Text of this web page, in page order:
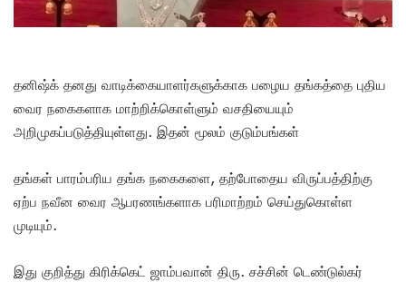
தனிஷ்க் தனது வாடிக்கையாளர்களுக்காக பழைய தங்கத்தை புதிய
வைர நகைகளாக மாற்றிக்கொள்ளும் வசதியையும்
அறிமுகப்படுத்தியுள்ளது. இதன் மூலம் குடும்பங்கள்
தங்கள் பாரம்பரிய தங்க நகைகளை, தற்போதைய விருப்பத்திற்கு
ஏற்ப நவீன வைர ஆபரணங்களாக பரிமாற்றம் செய்துகொள்ள
முடியும்.
இது குறித்து கிரிக்கெட் ஜாம்பவான் திரு. சச்சின் டெண்டுல்கர்